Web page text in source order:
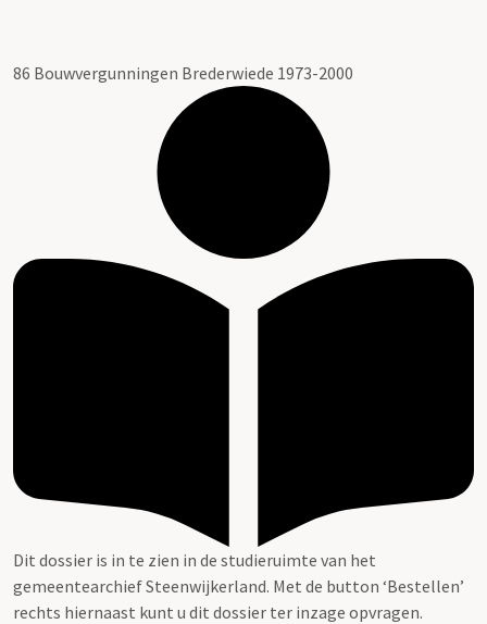
86 Bouwvergunningen Brederwiede 1973-2000
Dit dossier is in te zien in de studieruimte van het
gemeentearchief Steenwijkerland. Met de button ‘Bestellen’
rechts hiernaast kunt u dit dossier ter inzage opvragen.